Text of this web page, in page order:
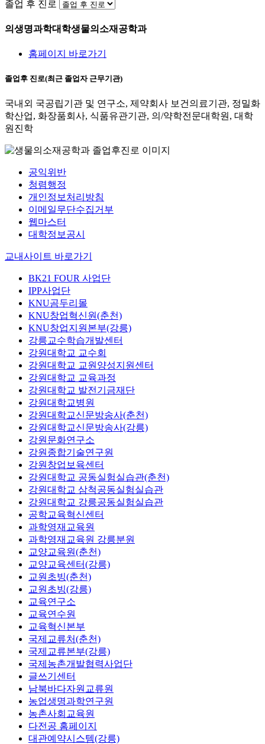
졸업 후 진로
의생명과학대학생물의소재공학과
홈페이지 바로가기
졸업후 진로(최근 졸업자 근무기관)
국내외 국공립기관 및 연구소, 제약회사 보건의료기관, 정밀화
학산업, 화장품회사, 식품유관기관, 의/약학전문대학원, 대학
원진학
공익위반
청렴행정
개인정보처리방침
이메일무단수집거부
웹마스터
대학정보공시
교내사이트 바로가기
BK21 FOUR 사업단
IPP사업단
KNU곰두리몰
KNU창업혁신원(춘천)
KNU창업지원본부(강릉)
강릉교수학습개발센터
강원대학교 교수회
강원대학교 교원양성지원센터
강원대학교 교육과정
강원대학교 발전기금재단
강원대학교병원
강원대학교신문방송사(춘천)
강원대학교신문방송사(강릉)
강원문화연구소
강원종합기술연구원
강원창업보육센터
강원대학교 공동실험실습관(춘천)
강원대학교 삼척공동실험실습관
강원대학교 강릉공동실험실습관
공학교육혁신센터
과학영재교육원
과학영재교육원 강릉분원
교양교육원(춘천)
교양교육센터(강릉)
교원초빙(춘천)
교원초빙(강릉)
교육연구소
교육연수원
교육혁신본부
국제교류처(춘천)
국제교류본부(강릉)
국제농촌개발협력사업단
글쓰기센터
남북바다자원교류원
농업생명과학연구원
농촌사회교육원
다전공 홈페이지
대관예약시스템(강릉)